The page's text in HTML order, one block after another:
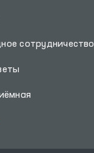
сотрудничество